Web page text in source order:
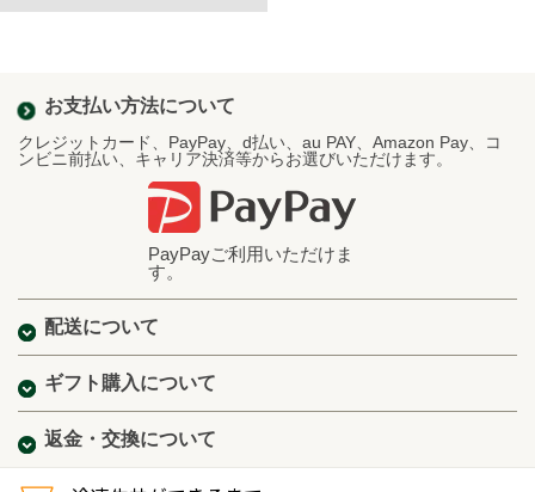
お支払い方法について
クレジットカード、PayPay、d払い、au PAY、Amazon Pay、コ
ンビニ前払い、キャリア決済等からお選びいただけます。
PayPayご利用いただけま
す。
配送について
ギフト購入について
返金・交換について